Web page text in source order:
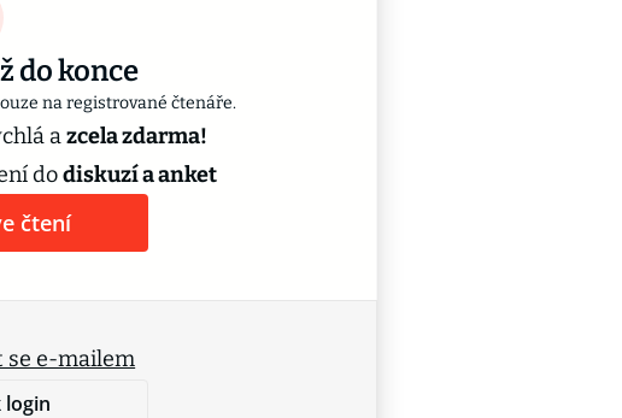
do konce
na registrované čtenáře.
azcela zdarma!
dodiskuzí a anket
čtení
se e-mailem
login